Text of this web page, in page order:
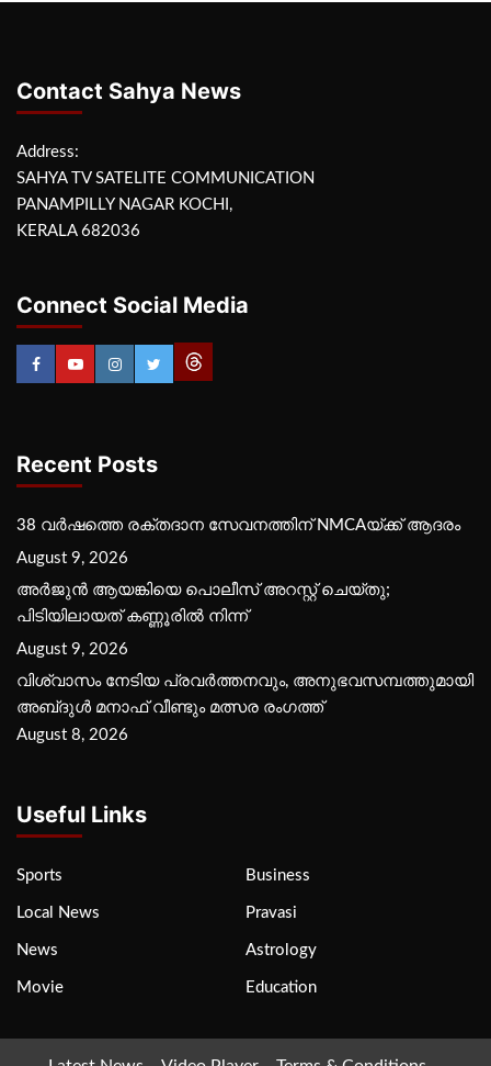
Contact Sahya News
Address:
SAHYA TV SATELITE COMMUNICATION
PANAMPILLY NAGAR KOCHI,
KERALA 682036
Connect Social Media
Recent Posts
38 വർഷത്തെ രക്തദാന സേവനത്തിന് NMCAയ്ക്ക് ആദരം
August 9, 2026
അർജുൻ ആയങ്കിയെ പൊലീസ് അറസ്റ്റ് ചെയ്‌തു;
പിടിയിലായത് കണ്ണൂരിൽ നിന്ന്
August 9, 2026
വിശ്വാസം നേടിയ പ്രവർത്തനവും, അനുഭവസമ്പത്തുമായി
അബ്‌ദുൾ മനാഫ് വീണ്ടും മത്സര രംഗത്ത്
August 8, 2026
Useful Links
Sports Business
Local News Pravasi
News Astrology
Movie Education